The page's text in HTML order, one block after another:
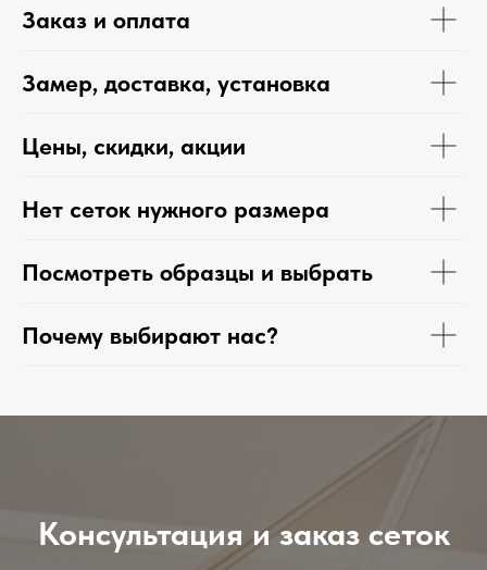
Заказ и оплата
Замер, доставка, установка
Цены, скидки, акции
Нет сеток нужного размера
Посмотреть образцы и выбрать
Почему выбирают нас?
Консультация и заказ сеток